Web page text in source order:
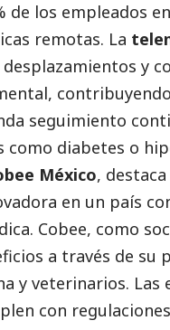
de los empleados
remotas. La
y
seguimiento
como diabetes o
México,
en un país
Cobee, como
a través de
y veterinarios. Las
con